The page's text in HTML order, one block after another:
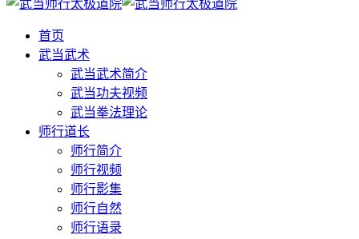
首页
武当武术
武当武术简介
武当功夫视频
武当拳法理论
师行道长
师行简介
师行视频
师行影集
师行自然
师行语录